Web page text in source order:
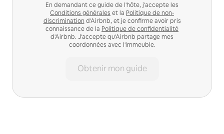
En demandant ce guide de l'hôte, j'accepte les
Conditions générales et la Politique de non-
discrimination d'Airbnb, et je confirme avoir pris
connaissance de la Politique de confidentialité
d'Airbnb. J'accepte qu'Airbnb partage mes
coordonnées avec l'immeuble.
Obtenir mon guide